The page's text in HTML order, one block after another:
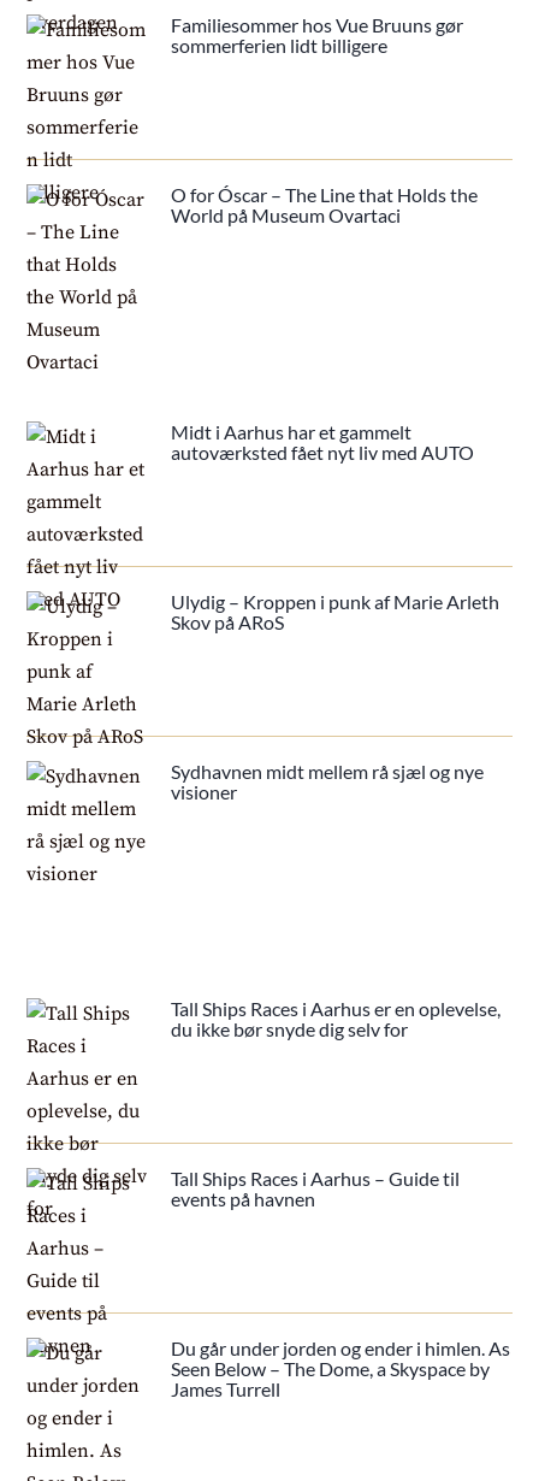
Familiesommer hos Vue Bruuns gør
sommerferien lidt billigere
O for Óscar – The Line that Holds the
World på Museum Ovartaci
Midt i Aarhus har et gammelt
autoværksted fået nyt liv med AUTO
Ulydig – Kroppen i punk af Marie Arleth
Skov på ARoS
Sydhavnen midt mellem rå sjæl og nye
visioner
Tall Ships Races i Aarhus er en oplevelse,
du ikke bør snyde dig selv for
Tall Ships Races i Aarhus – Guide til
events på havnen
Du går under jorden og ender i himlen. As
Seen Below – The Dome, a Skyspace by
James Turrell